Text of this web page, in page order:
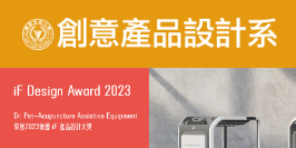
到
主
要
內